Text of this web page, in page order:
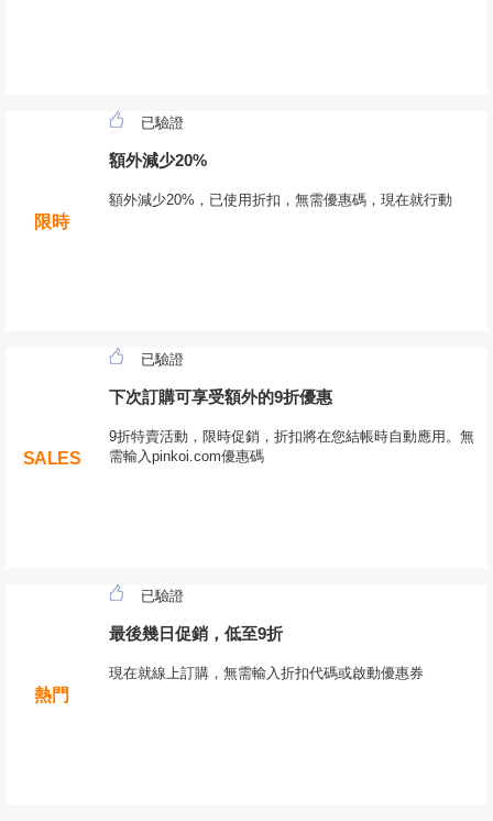
限時
已驗證
額外減少20%
額外減少20%，已使用折扣，無需優惠碼，現在就行動
SALES
已驗證
下次訂購可享受額外的9折優惠
9折特賣活動，限時促銷，折扣將在您結帳時自動應用。無
需輸入pinkoi.com優惠碼
熱門
已驗證
最後幾日促銷，低至9折
現在就線上訂購，無需輸入折扣代碼或啟動優惠券